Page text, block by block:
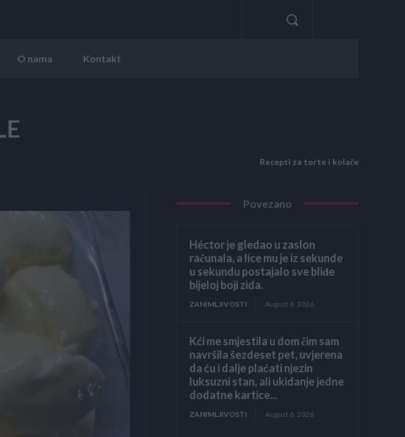
O nama Kontakt
Recepti za torte i kolače
Povezano
Héctor je gledao u zaslon
računala, a lice mu je iz sekunde
u sekundu postajalo sve bliđe
bijeloj boji zida.
ZANIMLJIVOSTI August 6, 2026
Kći me smjestila u dom čim sam
navršila šezdeset pet, uvjerena
da ću i dalje plaćati njezin
luksuzni stan, ali ukidanje jedne
dodatne kartice...
ZANIMLJIVOSTI August 6, 2026